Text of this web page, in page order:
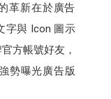
革新在於廣告
字與 Icon 圖示
方帳號好友，
勢曝光廣告版